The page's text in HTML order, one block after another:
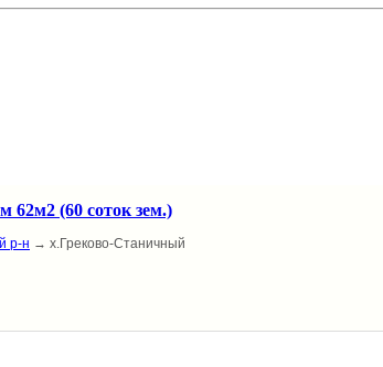
62м2 (60 соток зем.)
р-н → х.Греково-Станичный